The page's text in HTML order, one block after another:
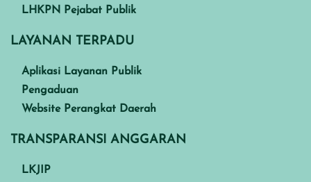
LHKPN Pejabat Publik
LAYANAN TERPADU
Aplikasi Layanan Publik
Pengaduan
Website Perangkat Daerah
TRANSPARANSI ANGGARAN
LKJIP